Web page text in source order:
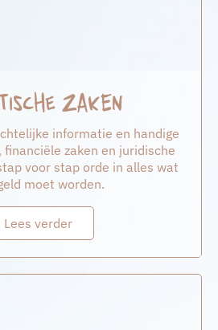
zaken
informatie en handige
financiële zaken en juridische
voor stap orde in alles wat
moet worden.
Lees verder